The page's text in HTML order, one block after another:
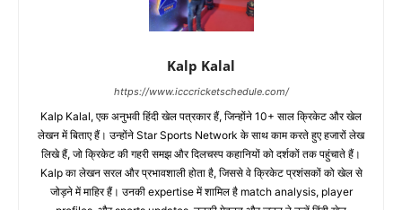
Kalp Kalal
https://www.icccricketschedule.com/
Kalp Kalal, एक अनुभवी हिंदी खेल पत्रकार हैं, जिन्होंने 10+ साल क्रिकेट और खेल
लेखन में बिताए हैं। उन्होंने Star Sports Network के साथ काम करते हुए हजारों लेख
लिखे हैं, जो क्रिकेट की गहरी समझ और दिलचस्प कहानियों को दर्शकों तक पहुंचाते हैं।
Kalp का लेखन सरल और प्रभावशाली होता है, जिससे वे क्रिकेट प्रशंसकों को खेल से
जोड़ने में माहिर हैं। उनकी expertise में शामिल है match analysis, player